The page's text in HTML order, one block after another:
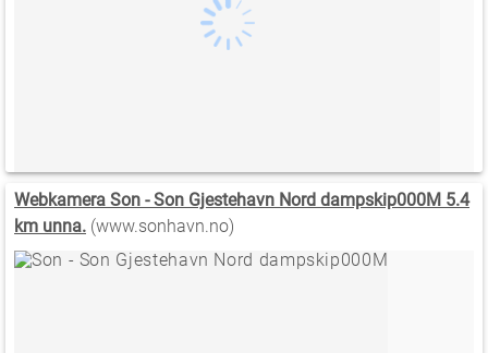
Webkamera Son - Son Gjestehavn Nord dampskip000M 5.4
km unna. (www.sonhavn.no)